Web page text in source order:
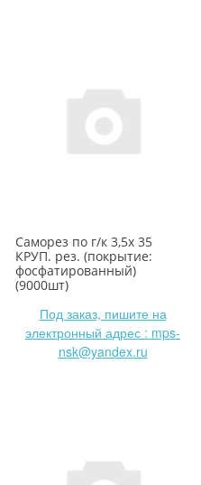
Саморез по г/к 3,5х 35
КРУП. рез. (покрытие:
фосфатированный)
(9000шт)
Под заказ, пишите на
электронный адрес : mps-
nsk@yandex.ru